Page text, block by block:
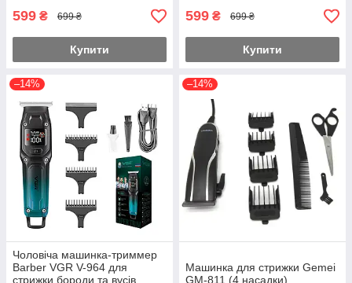
599 ₴ 699 ₴
Купити
599 ₴ 699 ₴
Купити
–14%
Чоловіча машинка-триммер
Barber VGR V-964 для
стрижки бороди та вусів
–14%
Машинка для стрижки Gemei
GM-811 (4 насадки)